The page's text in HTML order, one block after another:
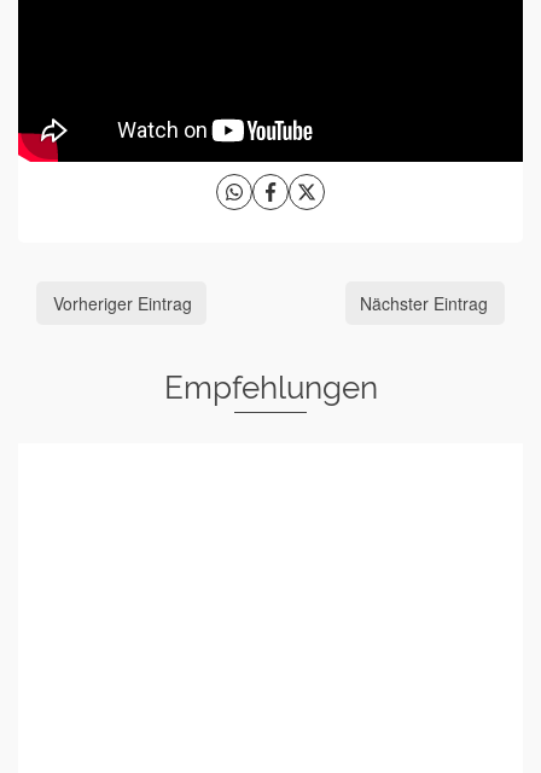
Vorheriger Eintrag Nächster Eintrag
Empfehlungen